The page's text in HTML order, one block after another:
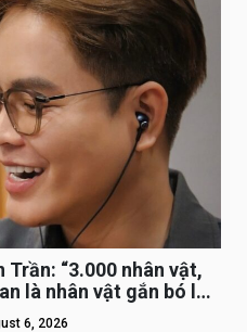
“3.000 nhân vật,
là nhân vật gắn bó lâu
6, 2026